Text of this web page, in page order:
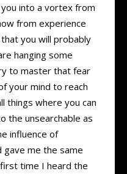
into a vortex from
from experience
you will probably
hanging some
to master that fear
your mind to reach
things where you can
the unsearchable as
influence of
gave me the same
time I heard the